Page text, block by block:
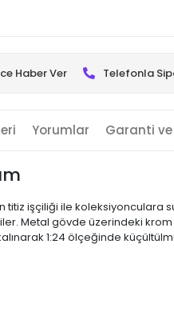
Haber Ver Telefonla
Yorumlar Garanti
titiz işçiliği ile
Metal gövde üzerindeki
1:24 ölçeğinde